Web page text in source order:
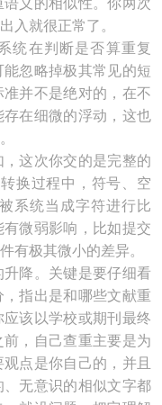
义的相似性。你两次
入就很正常了。
统在判断是否算重复
忽略掉极其常见的短
并不是绝对的，在不
在细微的浮动，这也
这次你交的是完整的
换过程中，符号、空
系统当成字符进行比
微弱影响，比如提交
有极其微小的差异。
降。关键是要仔细看
指出是和哪些文献重
该以学校或期刊最终
，自己查重主要是为
点是你自己的，并且
无意识的相似文字都